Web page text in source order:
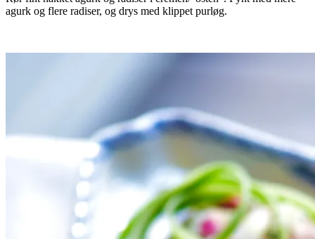
agurk og flere radiser, og drys med klippet purløg.